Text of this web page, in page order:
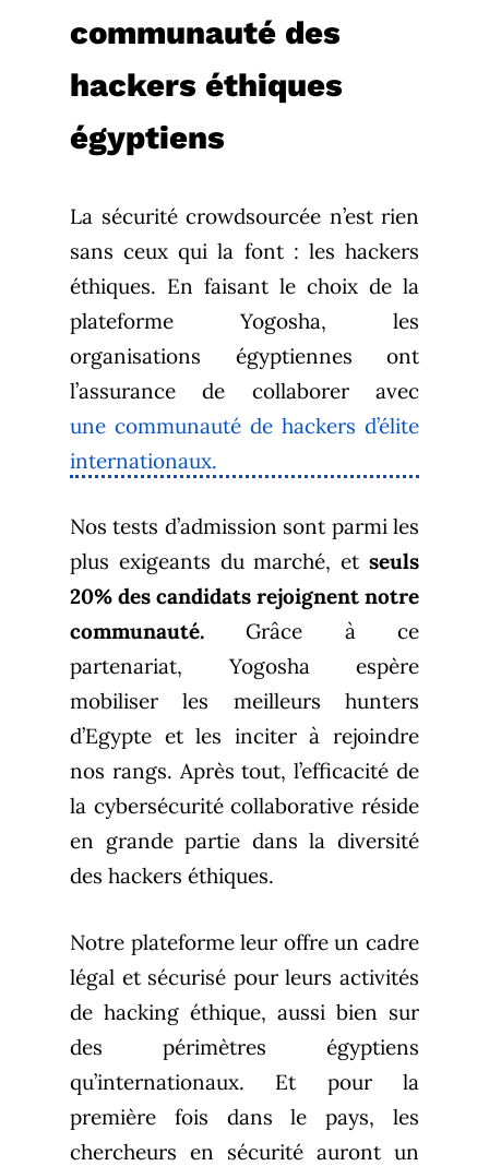
communauté des
hackers éthiques
égyptiens
La sécurité crowdsourcée n’est rien
sans ceux qui la font : les hackers
éthiques. En faisant le choix de la
plateforme Yogosha, les
organisations égyptiennes ont
l’assurance de collaborer avec
une communauté de hackers d’élite
internationaux.
Nos tests d’admission sont parmi les
plus exigeants du marché, et seuls
20% des candidats rejoignent notre
communauté. Grâce à ce
partenariat, Yogosha espère
mobiliser les meilleurs hunters
d’Egypte et les inciter à rejoindre
nos rangs. Après tout, l’efficacité de
la cybersécurité collaborative réside
en grande partie dans la diversité
des hackers éthiques.
Notre plateforme leur offre un cadre
légal et sécurisé pour leurs activités
de hacking éthique, aussi bien sur
des périmètres égyptiens
qu’internationaux. Et pour la
première fois dans le pays, les
chercheurs en sécurité auront un